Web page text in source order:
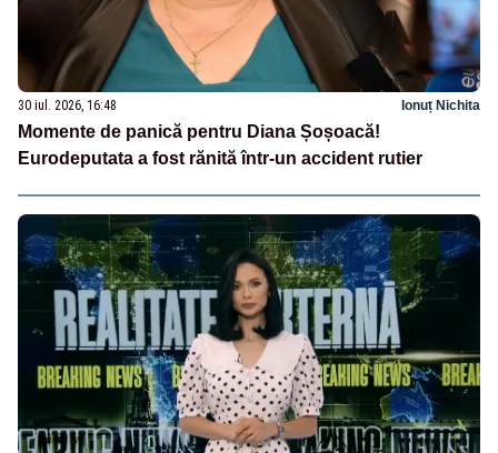
30 iul. 2026, 16:48 Ionuț Nichita
Momente de panică pentru Diana Șoșoacă!
Eurodeputata a fost rănită într-un accident rutier